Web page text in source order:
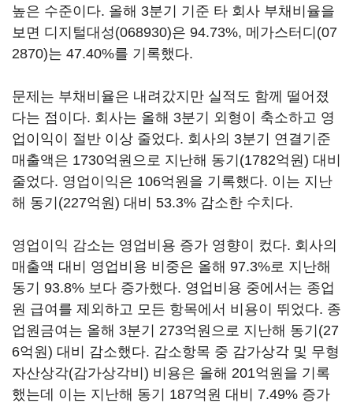
높은 수준이다. 올해 3분기 기준 타 회사 부채비율을
보면 디지털대성(068930)은 94.73%, 메가스터디(07
2870)는 47.40%를 기록했다.
문제는 부채비율은 내려갔지만 실적도 함께 떨어졌
다는 점이다. 회사는 올해 3분기 외형이 축소하고 영
업이익이 절반 이상 줄었다. 회사의 3분기 연결기준
매출액은 1730억원으로 지난해 동기(1782억원) 대비
줄었다. 영업이익은 106억원을 기록했다. 이는 지난
해 동기(227억원) 대비 53.3% 감소한 수치다.
영업이익 감소는 영업비용 증가 영향이 컸다. 회사의
매출액 대비 영업비용 비중은 올해 97.3%로 지난해
동기 93.8% 보다 증가했다. 영업비용 중에서는 종업
원 급여를 제외하고 모든 항목에서 비용이 뛰었다. 종
업원금여는 올해 3분기 273억원으로 지난해 동기(27
6억원) 대비 감소했다. 감소항목 중 감가상각 및 무형
자산상각(감가상각비) 비용은 올해 201억원을 기록
했는데 이는 지난해 동기 187억원 대비 7.49% 증가